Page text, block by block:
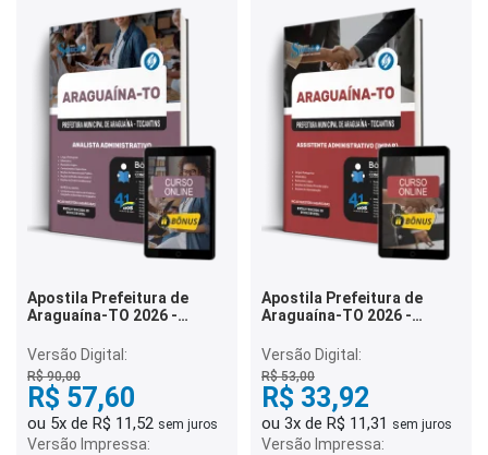
Apostila Prefeitura de
Araguaína-TO 2026 -
Versão Digital:
R$ 90,00
R$ 57,60
ou 5x de R$ 11,52 sem juros
Versão Impressa:
Apostila Prefeitura de
Araguaína-TO 2026 -
(IMPAR)
Versão Digital:
R$ 53,00
R$ 33,92
ou 3x de R$ 11,31 sem juros
Versão Impressa: